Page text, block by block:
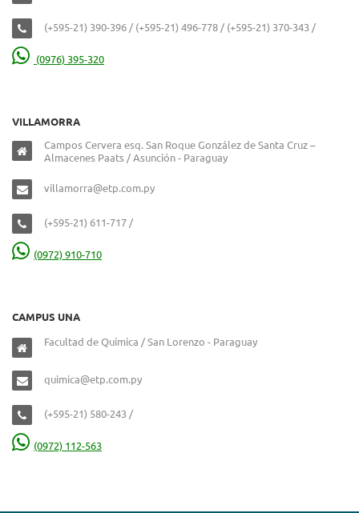
(+595-21) 390-396 / (+595-21) 496-778 / (+595-21) 370-343 /
(0976) 395-320
VILLAMORRA
Campos Cervera esq. San Roque González de Santa Cruz –
Almacenes Paats / Asunción - Paraguay
villamorra@etp.com.py
(+595-21) 611-717 /
(0972) 910-710
CAMPUS UNA
Facultad de Química / San Lorenzo - Paraguay
quimica@etp.com.py
(+595-21) 580-243 /
(0972) 112-563